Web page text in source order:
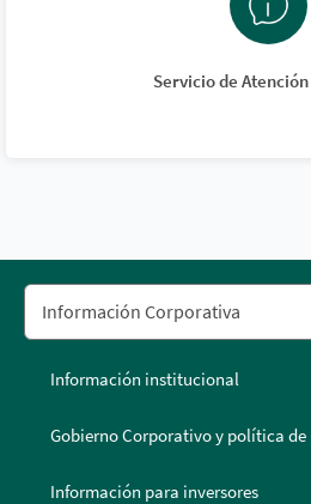
Servicio de
Información institucional
Gobierno Corporativo y política de
Información para inversores